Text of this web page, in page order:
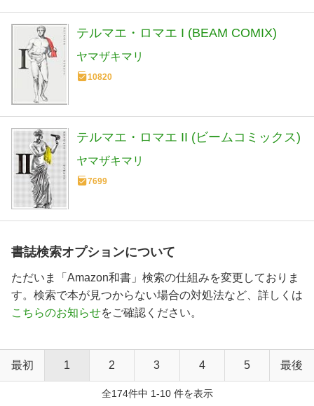
テルマエ・ロマエ I (BEAM COMIX)
ヤマザキマリ
10820
テルマエ・ロマエ II (ビームコミックス)
ヤマザキマリ
7699
書誌検索オプションについて
ただいま「Amazon和書」検索の仕組みを変更しておりま
す。検索で本が見つからない場合の対処法など、詳しくは
こちらのお知らせをご確認ください。
最初 1 2 3 4 5 最後
全174件中 1-10 件を表示